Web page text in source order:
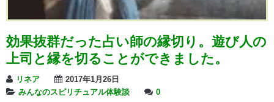
効果抜群だった占い師の縁切り。遊び人の
上司と縁を切ることができました。
リネア
2017年1月26日
みんなのスピリチュアル体験談
0